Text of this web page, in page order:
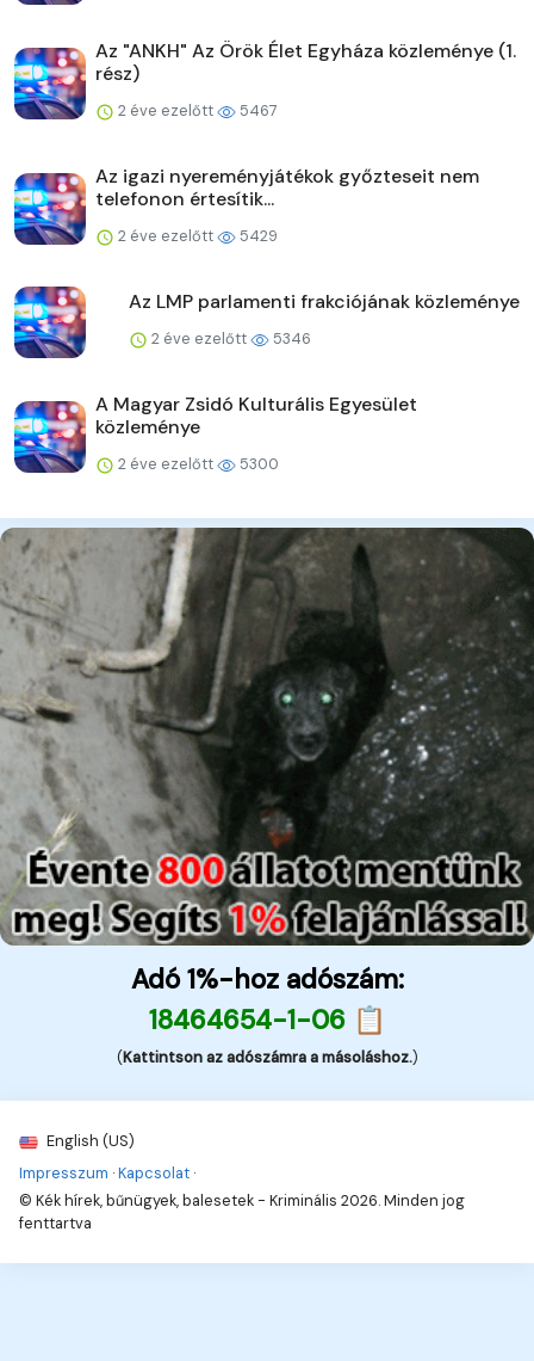
Az "ANKH" Az Örök Élet Egyháza közleménye (1.
rész)
2 éve ezelőtt 5467
Az igazi nyereményjátékok győzteseit nem
telefonon értesítik...
2 éve ezelőtt 5429
Az LMP parlamenti frakciójának közleménye
2 éve ezelőtt 5346
A Magyar Zsidó Kulturális Egyesület
közleménye
2 éve ezelőtt 5300
Adó 1%-hoz adószám:
18464654-1-06 📋
(Kattintson az adószámra a másoláshoz.)
English (US)
Impresszum ·Kapcsolat ·
© Kék hírek, bűnügyek, balesetek - Kriminális 2026. Minden jog
fenttartva